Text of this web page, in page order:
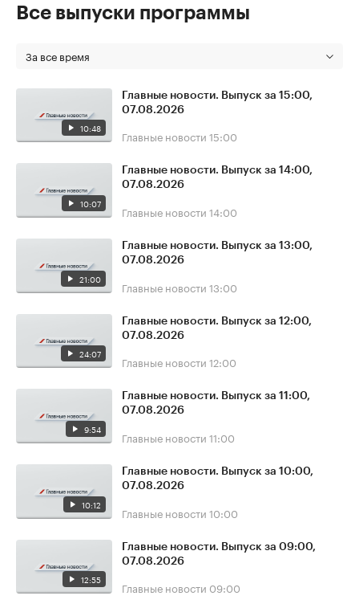
Все выпуски программы
За все время
10:48
Главные новости. Выпуск за 15:00,
07.08.2026
Главные новости 15:00
10:07
Главные новости. Выпуск за 14:00,
07.08.2026
Главные новости 14:00
21:00
Главные новости. Выпуск за 13:00,
07.08.2026
Главные новости 13:00
24:07
Главные новости. Выпуск за 12:00,
07.08.2026
Главные новости 12:00
9:54
Главные новости. Выпуск за 11:00,
07.08.2026
Главные новости 11:00
10:12
Главные новости. Выпуск за 10:00,
07.08.2026
Главные новости 10:00
12:55
Главные новости. Выпуск за 09:00,
07.08.2026
Главные новости 09:00